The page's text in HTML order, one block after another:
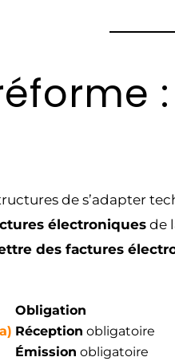
de s’adapter
électroniques de
des factures
Obligation
Réception obligatoire
Émission obligatoire